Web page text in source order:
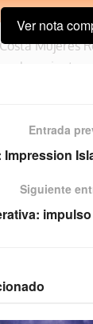
Mujeres
equipo y
y
de
planners
Ver nota
Entrada
Siguiente